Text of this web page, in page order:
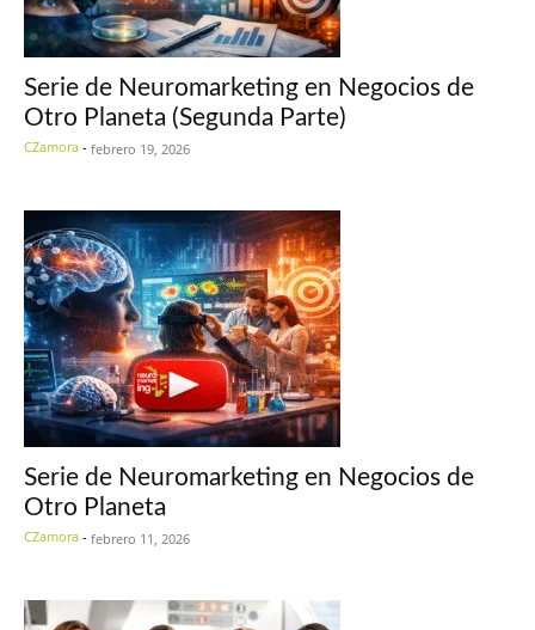
Serie de Neuromarketing en Negocios de
Otro Planeta (Segunda Parte)
CZamora - febrero 19, 2026
Serie de Neuromarketing en Negocios de
Otro Planeta
CZamora - febrero 11, 2026